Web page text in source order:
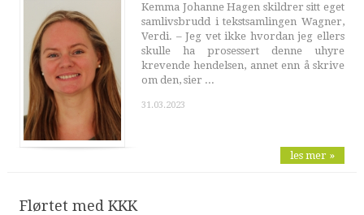
Kemma Johanne Hagen skildrer sitt eget
samlivsbrudd i tekstsamlingen Wagner,
Verdi. – Jeg vet ikke hvordan jeg ellers
skulle ha prosessert denne uhyre
krevende hendelsen, annet enn å skrive
om den, sier ...
31.03.2023
les mer »
Flørtet med KKK